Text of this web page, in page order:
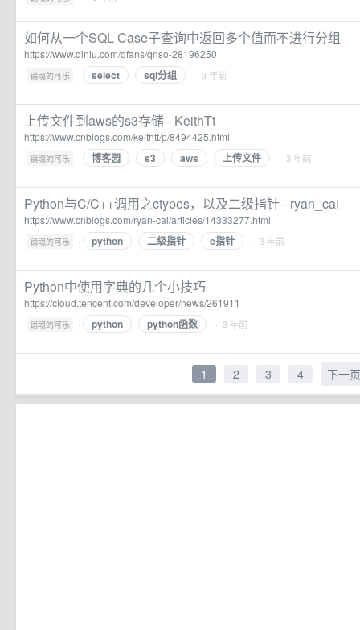
如何从一个SQL Case子查询中返回多个值而不进行分组
https://www.qiniu.com/qfans/qnso-28196250
销魂的可乐 · select sql分组 · 3 年前
上传文件到aws的s3存储 - KeithTt
https://www.cnblogs.com/keithtt/p/8494425.html
销魂的可乐 · 博客园 s3 aws 上传文件 · 3 年前
Python与C/C++调用之ctypes，以及二级指针 - ryan_cai
https://www.cnblogs.com/ryan-cai/articles/14333277.html
销魂的可乐 · python 二级指针 c指针 · 3 年前
Python中使用字典的几个小技巧
https://cloud.tencent.com/developer/news/261911
销魂的可乐 · python python函数 · 3 年前
1 2 3 4 下一页